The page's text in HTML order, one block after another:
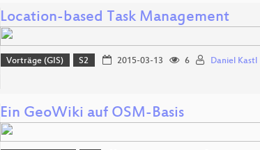
Location-based Task Management
Vorträge (GIS) S2 2015-03-13 6 Daniel Kastl
Ein GeoWiki auf OSM-Basis